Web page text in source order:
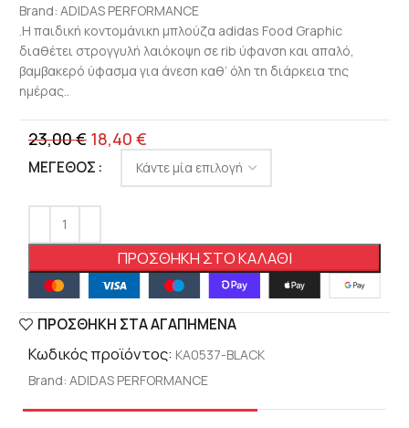
Brand: ADIDAS PERFORMANCE
.Η παιδική κοντομάνικη μπλούζα adidas Food Graphic
διαθέτει στρογγυλή λαιόκοψη σε rib ύφανση και απαλό,
βαμβακερό ύφασμα για άνεση καθ’ όλη τη διάρκεια της
ημέρας..
23,00€ 18,40 €
ΜΈΓΕΘΟΣ
ΠΡΟΣΘΉΚΗ ΣΤΟ ΚΑΛΆΘΙ
ΠΡΟΣΘΉΚΗ ΣΤΑ ΑΓΑΠΗΜΈΝΑ
Κωδικός προϊόντος: KA0537-BLACK
Brand: ADIDAS PERFORMANCE